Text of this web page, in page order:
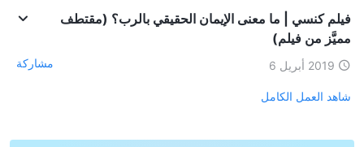
فيلم كنسي | ما معنى الإيمان الحقيقي بالرب؟ (مقتطف
مميَّز من فيلم)
2019 أبريل 6 مشاركة
شاهد العمل الكامل